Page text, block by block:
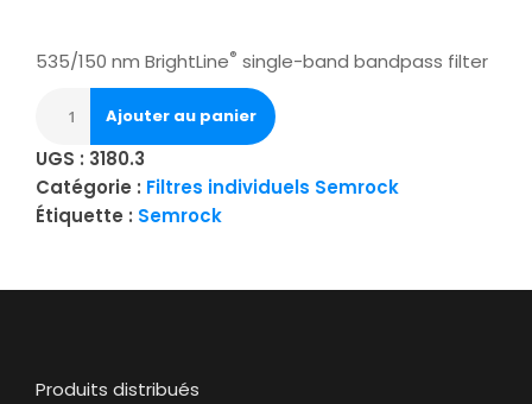
535/150 nm BrightLine® single-band bandpass filter
Ajouter au panier
UGS : 3180.3
Catégorie : Filtres individuels Semrock
Étiquette : Semrock
Produits distribués